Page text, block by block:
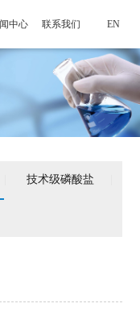
中心 联系我们 EN
技术级磷酸盐